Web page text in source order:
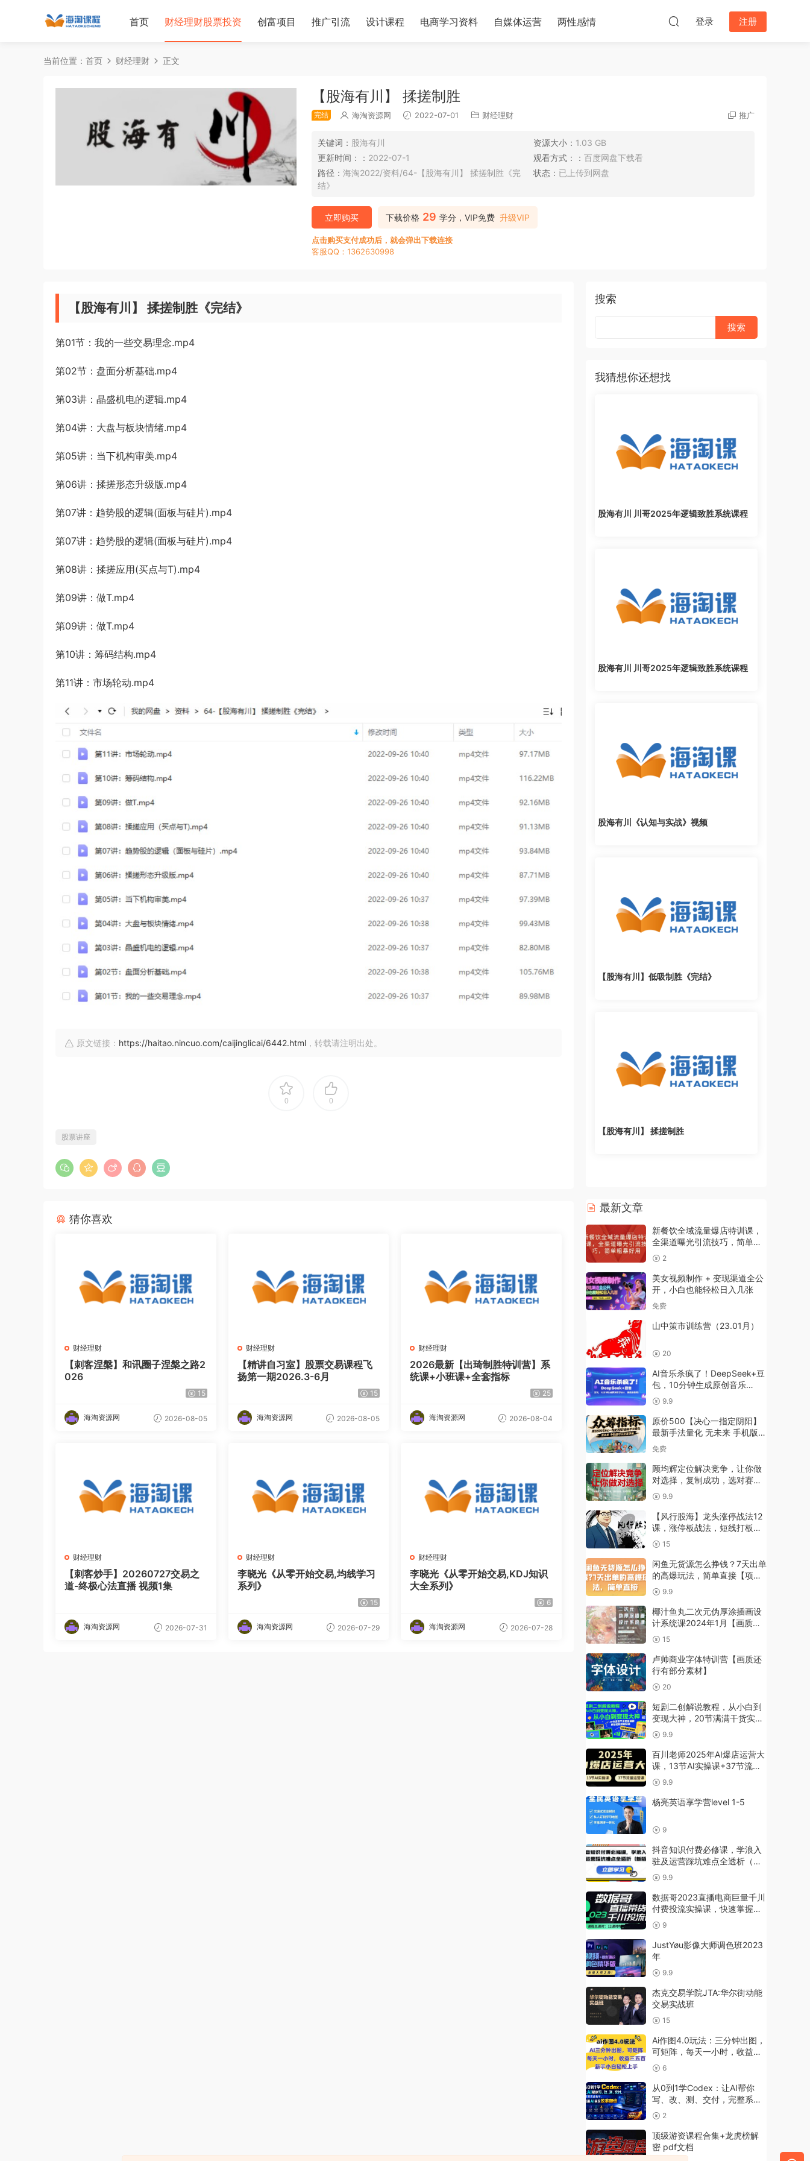
首页 财经理财股票投资 创富项目 推广引流 设计课程 电商学习资料 自媒体运营 两性感情 登录 注册
当前位置： 首页 财经理财 正文
【股海有川】 揉搓制胜
完结 海淘资源网 2022-07-01 财经理财 推广
关键词： 股海有川 资源大小： 1.03 GB
更新时间：： 2022-07-1 观看方式：： 百度网盘下载看
路径： 海淘2022/资料/64-【股海有川】 揉搓制胜《完
结》
状态： 已上传到网盘
下载价格 29 学分，VIP免费 升级VIP
立即购买
点击购买支付成功后，就会弹出下载连接
客服QQ：1362630998
【股海有川】 揉搓制胜《完结》
第01节：我的一些交易理念.mp4
第02节：盘面分析基础.mp4
第03讲：晶盛机电的逻辑.mp4
第04讲：大盘与板块情绪.mp4
第05讲：当下机构审美.mp4
第06讲：揉搓形态升级版.mp4
第07讲：趋势股的逻辑(面板与硅片).mp4
第07讲：趋势股的逻辑(面板与硅片).mp4
第08讲：揉搓应用(买点与T).mp4
第09讲：做T.mp4
第09讲：做T.mp4
第10讲：筹码结构.mp4
第11讲：市场轮动.mp4
原文链接： https://haitao.nincuo.com/caijinglicai/6442.html ，转载请注明出处。
0 0
股票讲座
猜你喜欢
财经理财
【刺客涅槃】和讯圈子涅槃之路2
026
15
海淘资源网 2026-08-05
财经理财
【精讲自习室】股票交易课程飞
扬第一期2026.3-6月
15
海淘资源网 2026-08-05
财经理财
2026最新【出琦制胜特训营】系
统课+小班课+全套指标
25
海淘资源网 2026-08-04
财经理财
【刺客炒手】20260727交易之
道-终极心法直播 视频1集
海淘资源网 2026-07-31
财经理财
李晓光《从零开始交易,均线学习
系列》
15
海淘资源网 2026-07-29
财经理财
李晓光《从零开始交易,KDJ知识
大全系列》
6
海淘资源网 2026-07-28
搜索
我猜想你还想找
股海有川 川哥2025年逻辑致胜系统课程
股海有川 川哥2025年逻辑致胜系统课程
股海有川《认知与实战》视频
【股海有川】低吸制胜《完结》
【股海有川】 揉搓制胜
最新文章
新餐饮全域流量爆店特训课，
全渠道曝光引流技巧，简单粗
暴好用
2
美女视频制作 + 变现渠道全公
开，小白也能轻松日入几张
免费
山中策市训练营（23.01月）
20
AI音乐杀疯了！DeepSeek+豆
包，10分钟生成原创音乐
MV，保姆级教程！
9.9
原价500【决心一指定阴阳】
最新手法量化 无未来 手机版可
以正常使用
免费
顾均辉定位解决竞争，让你做
对选择，复制成功，选对赛
道，选对品类，选对平台，选
对人
9.9
【风行股海】龙头涨停战法12
课，涨停板战法，短线打板教
程 15
闲鱼无货源怎么挣钱？7天出单
的高爆玩法，简单直接【项目
拆解】
9.9
椰汁鱼丸二次元伪厚涂插画设
计系统课2024年1月【画质还
行有笔刷】
15
卢帅商业字体特训营【画质还
行有部分素材】
20
短剧二创解说教程，从小白到
变现大神，20节满满干货实操
课程，解锁短剧变现秘籍
9.9
百川老师2025年AI爆店运营大
课，13节AI实操课+37节流量
运营课
9.9
杨亮英语享学营level 1-5
9
抖音知识付费必修课，学浪入
驻及运营踩坑难点全透析（新
版）9.9
数据哥2023直播电商巨量千川
付费投流实操课，快速掌握直
播带货运营投放策略
9
JustYøu影像大师调色班2023
年
9.9
杰克交易学院JTA:华尔街动能
交易实战班
15
Ai作图4.0玩法：三分钟出图，
可矩阵，每天一小时，收益几
张，新手小白轻松上手【揭
秘】
6
从0到1学Codex：让AI帮你
写、改、测、交付，完整系统
教学，利用AI实现效率翻倍
2
顶级游资课程合集+龙虎榜解
密 pdf文档